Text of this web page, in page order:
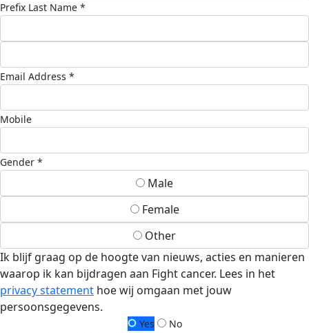
Prefix Last Name *
Email Address *
Mobile
Gender *
Male
Female
Other
Ik blijf graag op de hoogte van nieuws, acties en manieren
waarop ik kan bijdragen aan Fight cancer. Lees in het
privacy statement hoe wij omgaan met jouw
persoonsgegevens.
Yes
No